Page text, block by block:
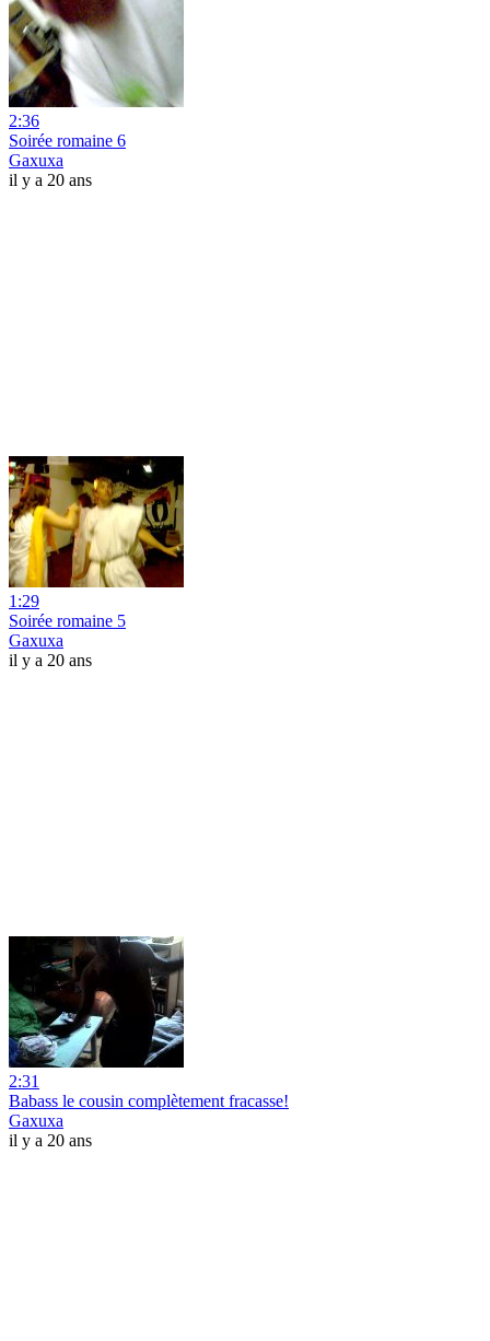
2:36
Soirée romaine 6
Gaxuxa
il y a 20 ans
1:29
Soirée romaine 5
Gaxuxa
il y a 20 ans
2:31
Babass le cousin complètement fracasse!
Gaxuxa
il y a 20 ans